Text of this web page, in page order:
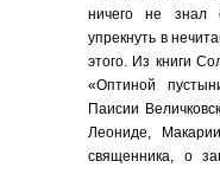
ничего не знал
упрекнуть в
этого. Из книги
«Оптиной
Паисии
Леониде,
священника, о